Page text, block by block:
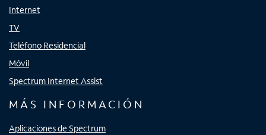
Internet
TV
Teléfono Residencial
Móvil
Spectrum Internet Assist
MÁS INFORMACIÓN
Aplicaciones de Spectrum